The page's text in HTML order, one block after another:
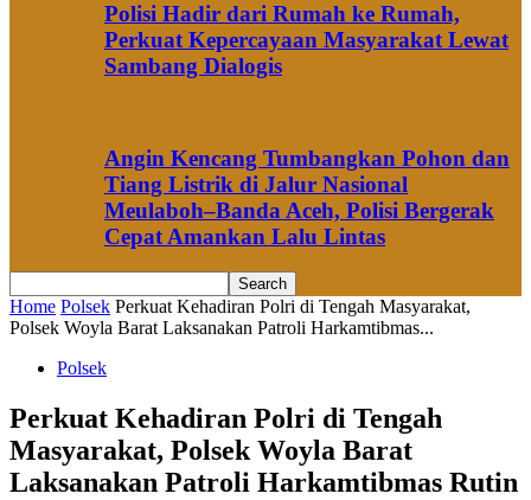
Polisi Hadir dari Rumah ke Rumah,
Perkuat Kepercayaan Masyarakat Lewat
Sambang Dialogis
Angin Kencang Tumbangkan Pohon dan
Tiang Listrik di Jalur Nasional
Meulaboh–Banda Aceh, Polisi Bergerak
Cepat Amankan Lalu Lintas
Home Polsek Perkuat Kehadiran Polri di Tengah Masyarakat,
Polsek Woyla Barat Laksanakan Patroli Harkamtibmas...
Polsek
Perkuat Kehadiran Polri di Tengah
Masyarakat, Polsek Woyla Barat
Laksanakan Patroli Harkamtibmas Rutin